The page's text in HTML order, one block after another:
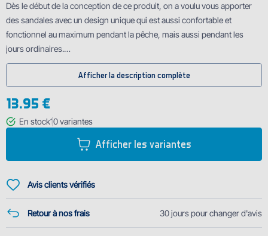
Dès le début de la conception de ce produit, on a voulu vous apporter
des sandales avec un design unique qui est aussi confortable et
fonctionnel au maximum pendant la pêche, mais aussi pendant les
jours ordinaires.
Le résultat ? Delphin OCTO - les sandales ultra légères en mousse EVA
Lorsque vous devez marcher sur un terrain inégal pendant la pêche, on
comparaison avec les modèles meilleur marché d'autres marques. Cela
garantit que la marche dans ces sandales sera absolument confortable
et amortira les ...
Afficher la description complète
13.95 €
En stock10variantes
Afficher les variantes
Avis clients vérifiés
Retour à nos frais 30 jours pour changer d'avis